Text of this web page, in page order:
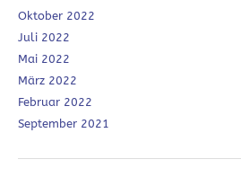
Oktober 2022
Juli 2022
Mai 2022
März 2022
Februar 2022
September 2021